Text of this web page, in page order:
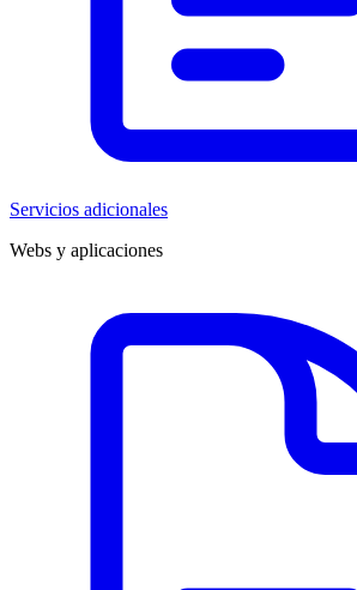
Servicios adicionales
Webs y aplicaciones